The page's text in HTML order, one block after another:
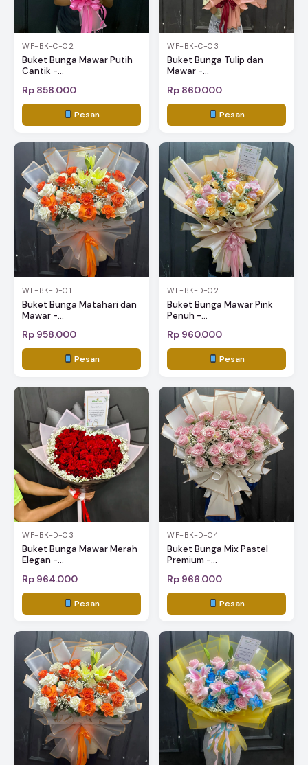
WF-BK-C-02
Buket Bunga Mawar Putih
Cantik -...
Rp 858.000
Pesan
WF-BK-C-03
Buket Bunga Tulip dan
Mawar -...
Rp 860.000
Pesan
WF-BK-D-01
Buket Bunga Matahari dan
Mawar -...
Rp 958.000
Pesan
WF-BK-D-02
Buket Bunga Mawar Pink
Penuh -...
Rp 960.000
Pesan
WF-BK-D-03
Buket Bunga Mawar Merah
Elegan -...
Rp 964.000
Pesan
WF-BK-D-04
Buket Bunga Mix Pastel
Premium -...
Rp 966.000
Pesan